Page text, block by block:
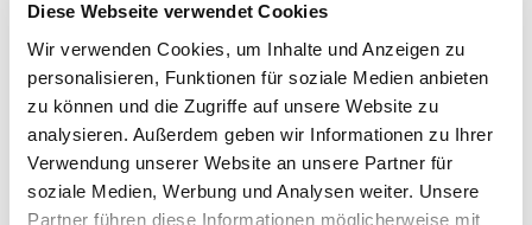
Diese Webseite verwendet Cookies
Wir verwenden Cookies, um Inhalte und Anzeigen zu
personalisieren, Funktionen für soziale Medien anbieten
zu können und die Zugriffe auf unsere Website zu
analysieren. Außerdem geben wir Informationen zu Ihrer
Verwendung unserer Website an unsere Partner für
soziale Medien, Werbung und Analysen weiter. Unsere
Partner führen diese Informationen möglicherweise mit
Plakatständer ECO
1 Produkt
Plakatständer Centro
1 Produkt